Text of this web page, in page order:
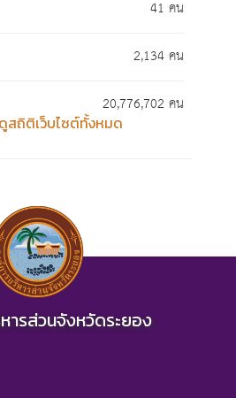
41 คน
2,134 คน
20,776,702 คน
ถิติเว็บไซต์ทั้งหมด
ารส่วนจังหวัดระยอง